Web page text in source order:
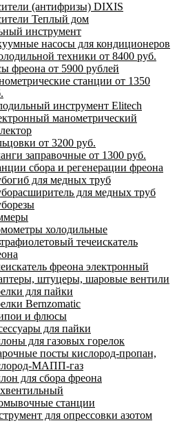
(антифризы) DIXIS
Теплый дом
инструмент
насосы для кондиционеров
техники от 8400 руб.
фреона от 5900 рублей
станции от 1350
инструмент Elitech
манометрический
от 3200 руб.
заправочные от 1300 руб.
сбора и регенерации фреона
для медных труб
для медных труб
холодильные
течеискатель
фреона электронный
штуцеры, шаровые вентили
для пайки
Bernzomatic
и флюсы
для пайки
для газовых горелок
посты кислород-пропан,
МАПП-газ
для сбора фреона
станции
для опрессовки азотом